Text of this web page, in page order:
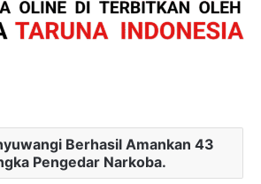
Berhasil Amankan 43
Pengedar Narkoba.